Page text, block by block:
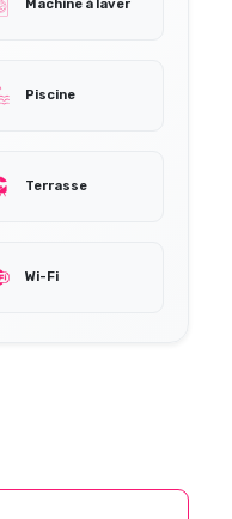
Machine à laver
Piscine
Terrasse
Wi-Fi